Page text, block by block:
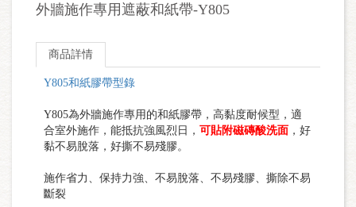
外牆施作專用遮蔽和紙帶-Y805
商品詳情
Y805和紙膠帶型錄
Y805為外牆施作專用的和紙膠帶，高黏度耐候型，適
合室外施作，能抵抗強風烈日， 可貼附磁磚酸洗面 ，好
黏不易脫落，好撕不易殘膠。
施作省力、保持力強、不易脫落、不易殘膠、撕除不易
斷裂